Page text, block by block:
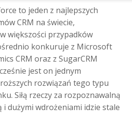
to jeden z najlepszych
CRM na świecie,
większości przypadków
konkuruje z Microsoft
CRM oraz z SugarCRM
jest on jednym
rozwiązań tego typu
Siłą rzeczy za rozpoznawalną
i dużymi wdrożeniami idzie stale